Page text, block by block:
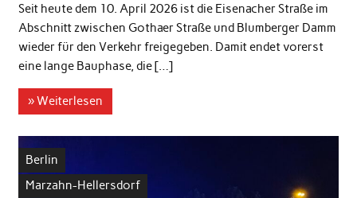
Seit heute dem 10. April 2026 ist die Eisenacher Straße im
Abschnitt zwischen Gothaer Straße und Blumberger Damm
wieder für den Verkehr freigegeben. Damit endet vorerst
eine lange Bauphase, die […]
» Weiterlesen
Berlin
Marzahn-Hellersdorf